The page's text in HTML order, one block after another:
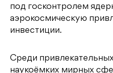
под госконтролем
аэрокосмическую
инвестиции.
Среди
наукоёмких мирных